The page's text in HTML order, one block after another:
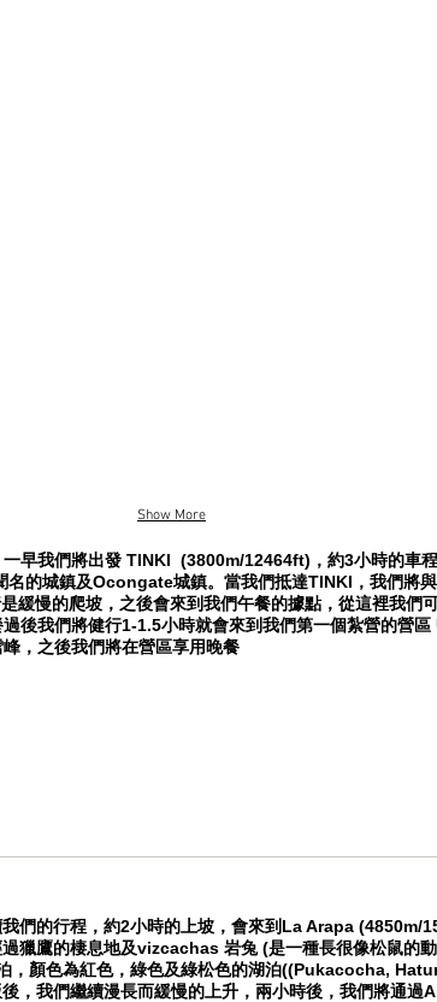
早我們將出發 TINKI (3800m/12464ft)，約3小時的車
名的城鎮及Ocongate城鎮。當我們抵達TINKI，我們將
緩慢的爬坡，之後會來到我們午餐的據點，從這裡我們
後我們將健行1-1.5小時就會來到我們第一個紮營的營
，之後我們將在營區享用晚餐
Show More
們的行程，約2小時的上坡，會來到La Arapa (4850m/
獵鷹的棲息地及vizcachas 岩兔 (是一種長很像松鼠的
，顏色為紅色，綠色及綠松色的湖泊((Pukacocha,
，我們繼續漫長而緩慢的上升，兩小時後，我們將通